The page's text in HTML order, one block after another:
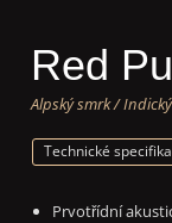
Red
Alpský smrk /
Technické
Prvotřídní